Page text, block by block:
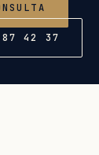
87 42 37